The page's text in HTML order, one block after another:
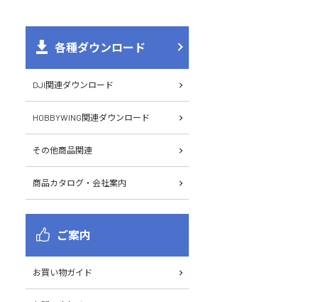
各種ダウンロード
DJI関連ダウンロード
HOBBYWING関連ダウンロード
その他商品関連
商品カタログ・会社案内
ご案内
お買い物ガイド